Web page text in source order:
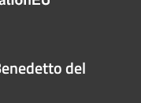
del